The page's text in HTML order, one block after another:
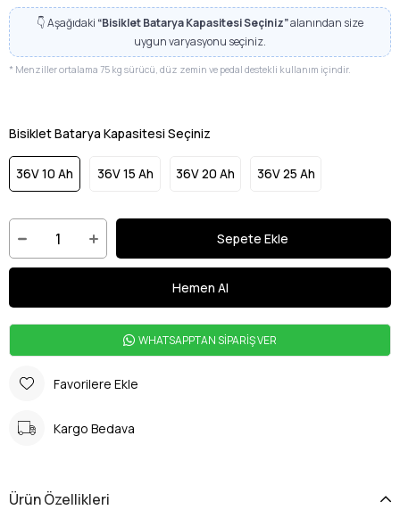
👇 Aşağıdaki “Bisiklet Batarya Kapasitesi Seçiniz”alanından size
uygun varyasyonu seçiniz.
* Menziller ortalama 75 kg sürücü, düz zemin ve pedal destekli kullanım içindir.
Bisiklet Batarya Kapasitesi Seçiniz
36V 10 Ah 36V 15 Ah 36V 20 Ah 36V 25 Ah
WHATSAPPTAN SİPARİŞ VER
Favorilere Ekle
Kargo Bedava
Ürün Özellikleri